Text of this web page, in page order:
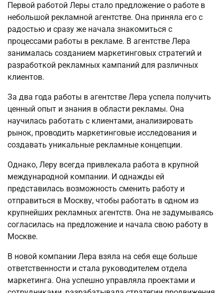
Первой работой Леры стало предложение о работе в
небольшой рекламной агентстве. Она приняла его с
радостью и сразу же начала знакомиться с
процессами работы в рекламе. В агентстве Лера
занималась созданием маркетинговых стратегий и
разработкой рекламных кампаний для различных
клиентов.
За два года работы в агентстве Лера успела получить
ценный опыт и знания в области рекламы. Она
научилась работать с клиентами, анализировать
рынок, проводить маркетинговые исследования и
создавать уникальные рекламные концепции.
Однако, Леру всегда привлекала работа в крупной
международной компании. И однажды ей
представилась возможность сменить работу и
отправиться в Москву, чтобы работать в одном из
крупнейших рекламных агентств. Она не задумываясь
согласилась на предложение и начала свою работу в
Москве.
В новой компании Лера взяла на себя еще больше
ответственности и стала руководителем отдела
маркетинга. Она успешно управляла проектами и